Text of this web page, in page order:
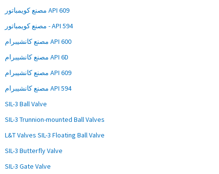
مصنع كويمباتور API 609
مصنع كويمباتور - API 594
مصنع كانشيبرام API 600
مصنع كانشيبرام API 6D
مصنع كانشيبرام API 609
مصنع كانشيبرام API 594
SIL-3 Ball Valve
SIL-3 Trunnion-mounted Ball Valves
L&T Valves SIL-3 Floating Ball Valve
SIL-3 Butterfly Valve
SIL-3 Gate Valve